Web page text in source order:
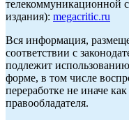
телекоммуникационной
издания): megacritic.ru
Вся информация,
соответствии с
подлежит
форме, в том числе
переработке не иначе
правообладателя.